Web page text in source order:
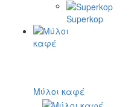
Superkop
Μύλοι καφέ